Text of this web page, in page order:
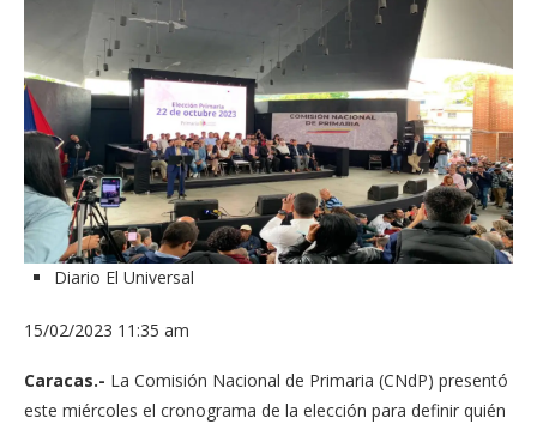
Diario El Universal
15/02/2023 11:35 am
Caracas.- La Comisión Nacional de Primaria (CNdP) presentó
este miércoles el cronograma de la elección para definir quién